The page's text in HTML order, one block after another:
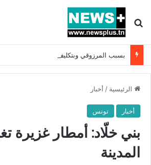
بحث عن
الرئيسية / أخبار
أخبار تونس
بني خلّاد: أمطار غزيرة
المدينة